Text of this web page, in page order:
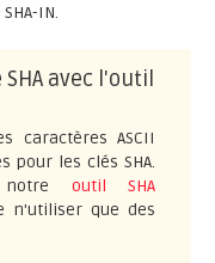
IN.
avec l'outil
caractères ASCII
pour les clés SHA.
notre outil SHA
n'utiliser que des